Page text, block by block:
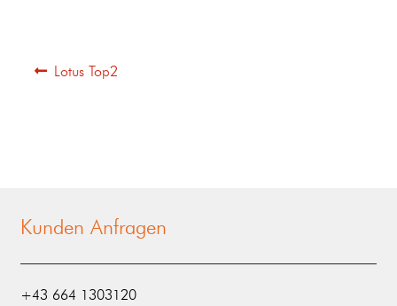
Lotus Top2
Kunden Anfragen
‭+43 664 1303120‬